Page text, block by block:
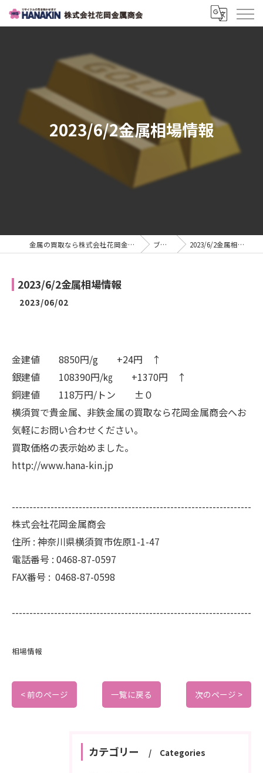
2023/6/2金属相場情報
金属の買取なら株式会社花岡金属商会 ブログ 2023/6/2金属相場情報
2023/6/2金属相場情報
2023/06/02
金建値 8850円/g +24円 ↑
銀建値 108390円/㎏ +1370円 ↑
銅建値 118万円/トン ±０
横須賀で貴金属、非鉄金属の買取なら花岡金属商会へお
気軽にお問い合わせください。
買取価格の表示始めました。
http://www.hana-kin.jp
--------------------------------------------------------------------
株式会社花岡金属商会
住所 : 神奈川県横須賀市佐原1-1-47
電話番号 : 0468-87-0597
FAX番号 : 0468-87-0598
--------------------------------------------------------------------
相場情報
< 前のページ 一覧に戻る 次のページ >
カテゴリー Categories